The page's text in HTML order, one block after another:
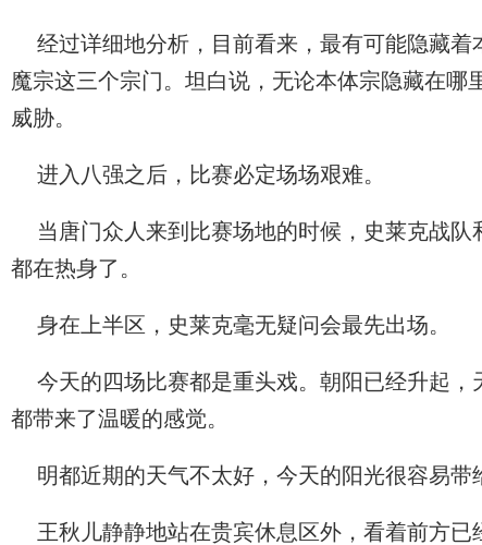
经过详细地分析，目前看来，最有可能隐藏着
魔宗这三个宗门。坦白说，无论本体宗隐藏在
威胁。
进入八强之后，比赛必定场场艰难。
当唐门众人来到比赛场地的时候，史莱克战
都在热身了。
身在上半区，史莱克毫无疑问会最先出场。
今天的四场比赛都是重头戏。朝阳已经升起，
都带来了温暖的感觉。
明都近期的天气不太好，今天的阳光很容易带
王秋儿静静地站在贵宾休息区外，看着前方已